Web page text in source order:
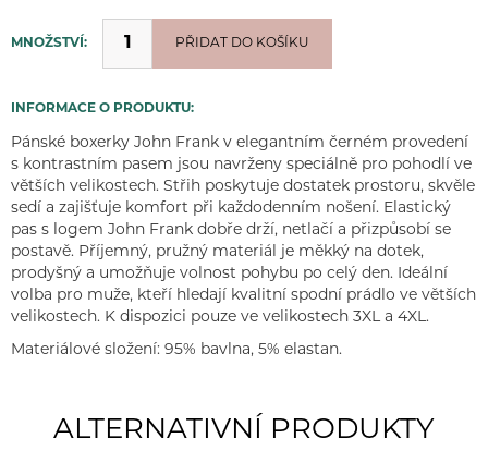
MNOŽSTVÍ:
PŘIDÁNO PŘIDAT DO KOŠÍKU
INFORMACE O PRODUKTU:
Pánské boxerky John Frank v elegantním černém provedení
s kontrastním pasem jsou navrženy speciálně pro pohodlí ve
větších velikostech. Střih poskytuje dostatek prostoru, skvěle
sedí a zajišťuje komfort při každodenním nošení. Elastický
pas s logem John Frank dobře drží, netlačí a přizpůsobí se
postavě. Příjemný, pružný materiál je měkký na dotek,
prodyšný a umožňuje volnost pohybu po celý den. Ideální
volba pro muže, kteří hledají kvalitní spodní prádlo ve větších
velikostech. K dispozici pouze ve velikostech 3XL a 4XL.
Materiálové složení: 95% bavlna, 5% elastan.
ALTERNATIVNÍ PRODUKTY